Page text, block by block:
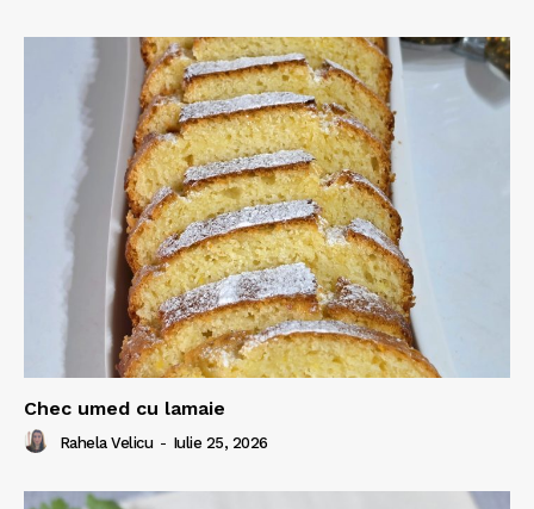
Chec umed cu lamaie
Rahela Velicu - Iulie 25, 2026